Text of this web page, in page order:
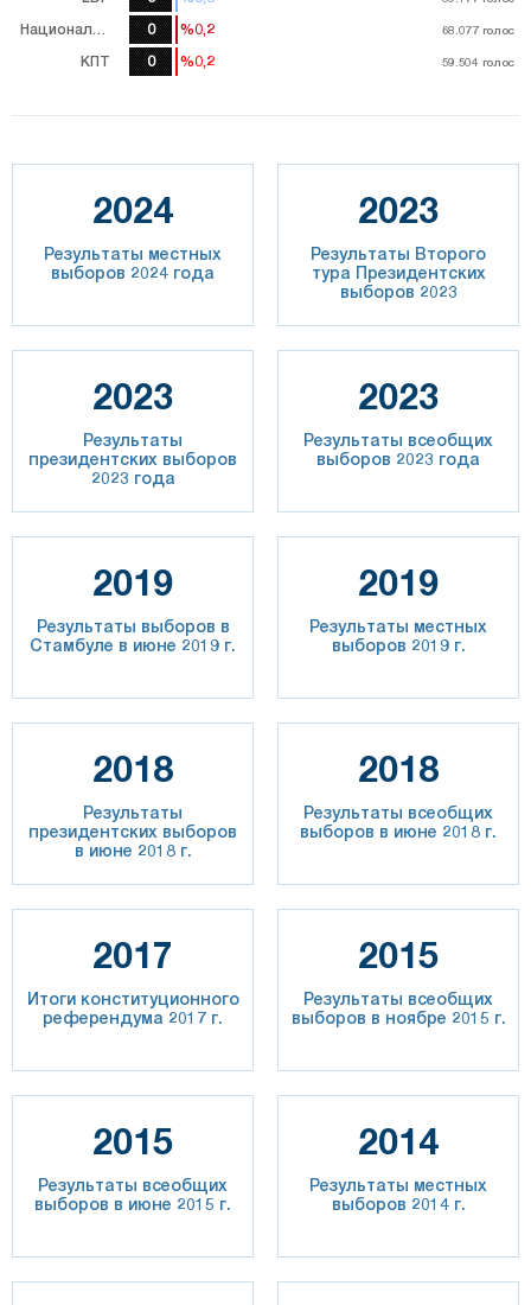
Национальная партия
КПТ
0
0
%0,2 68.077 голос
%0,2 59.504 голос
%0,2 68.077 голос
%0,2 59.504 голос
2024
Результаты местных
выборов 2024 года
2023
Результаты Второго
тура Президентских
выборов 2023
2023
Результаты
президентских выборов
2023 года
2023
Результаты всеобщих
выборов 2023 года
2019
Результаты выборов в
Стамбуле в июне 2019 г.
2019
Результаты местных
выборов 2019 г.
2018
Результаты
президентских выборов
в июне 2018 г.
2018
Результаты всеобщих
выборов в июне 2018 г.
2017
Итоги конституционного
референдума 2017 г.
2015
Результаты всеобщих
выборов в ноябре 2015 г.
2015
Результаты всеобщих
выборов в июне 2015 г.
2014
Результаты местных
выборов 2014 г.